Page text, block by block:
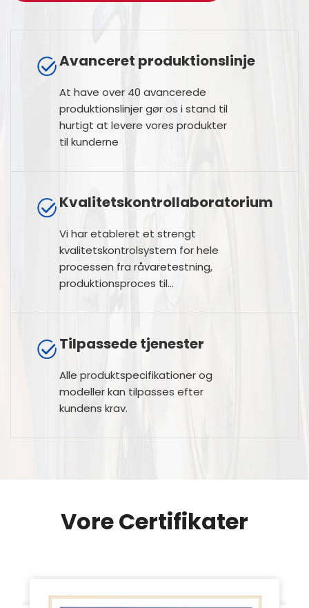
Avanceret produktionslinje
At have over 40 avancerede
produktionslinjer gør os i stand til
hurtigt at levere vores produkter
til kunderne
Kvalitetskontrollaboratorium
Vi har etableret et strengt
kvalitetskontrolsystem for hele
processen fra råvaretestning,
produktionsproces til
Tilpassede tjenester
Alle produktspecifikationer og
modeller kan tilpasses efter
kundens krav.
Vore Certifikater